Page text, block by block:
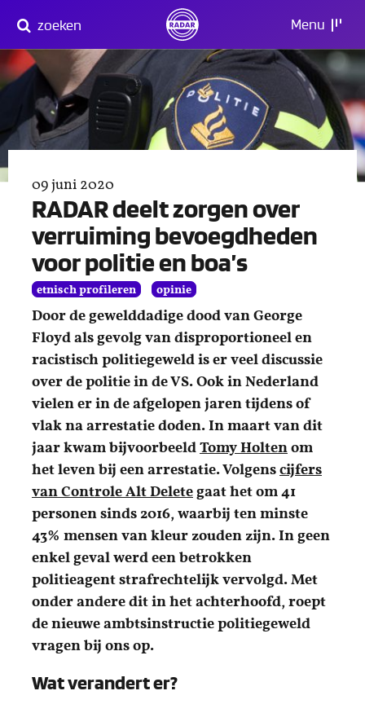
naar
content
zoeken Menu
09 juni 2020
RADAR deelt zorgen over
verruiming bevoegdheden
voor politie en boa’s
etnisch profileren opinie
Door de gewelddadige dood van George
Floyd als gevolg van disproportioneel en
racistisch politiegeweld is er veel discussie
over de politie in de VS. Ook in Nederland
vielen er in de afgelopen jaren tijdens of
vlak na arrestatie doden. In maart van dit
jaar kwam bijvoorbeeld Tomy Holten om
het leven bij een arrestatie. Volgens cijfers
van Controle Alt Delete gaat het om 41
personen sinds 2016, waarbij ten minste
43% mensen van kleur zouden zijn. In geen
enkel geval werd een betrokken
politieagent strafrechtelijk vervolgd. Met
onder andere dit in het achterhoofd, roept
de nieuwe ambtsinstructie politiegeweld
vragen bij ons op.
Wat verandert er?